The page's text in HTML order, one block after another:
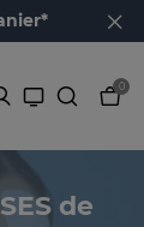
0
de